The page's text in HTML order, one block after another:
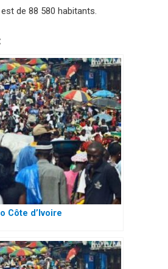
de 88 580 habitants.
Côte d’Ivoire